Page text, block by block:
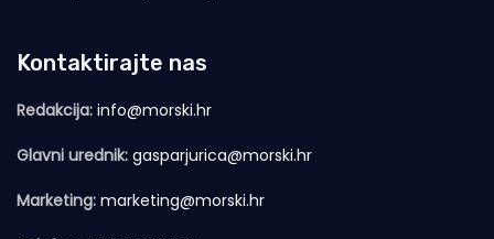
Kontaktirajte nas
Redakcija: info@morski.hr
Glavni urednik: gasparjurica@morski.hr
Marketing: marketing@morski.hr